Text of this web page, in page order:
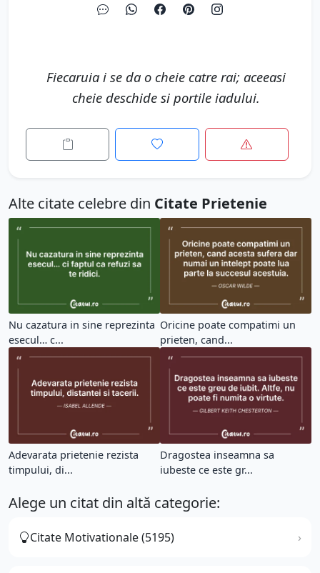
Fiecaruia i se da o cheie catre rai; aceeasi
cheie deschide si portile iadului.
Alte citate celebre din Citate Prietenie
Nu cazatura in sine reprezinta
esecul… c...
Oricine poate compatimi un
prieten, cand...
Adevarata prietenie rezista
timpului, di...
Dragostea inseamna sa
iubeste ce este gr...
Alege un citat din altă categorie:
Citate Motivationale (5195)